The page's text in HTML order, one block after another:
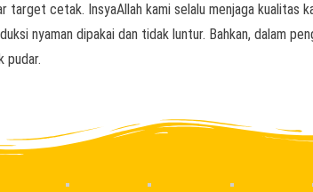
cetak. InsyaAllah kami selalu menjaga kualitas
nyaman dipakai dan tidak luntur. Bahkan, dalam
pudar.